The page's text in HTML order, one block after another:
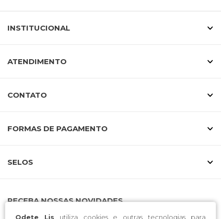
Odete Lis utiliza cookies e outras tecnologias para
INSTITUCIONAL
ATENDIMENTO
CONTATO
FORMAS DE PAGAMENTO
SELOS
RECEBA NOSSAS NOVIDADES